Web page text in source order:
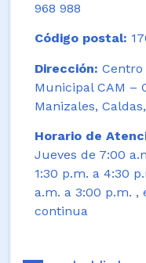
968 988
Código postal:
Dirección:
Municipal CAM –
Manizales,
Horario de
Jueves de 7:00
1:30 p.m. a 4:30
a.m. a 3:00 p.m. ,
continua